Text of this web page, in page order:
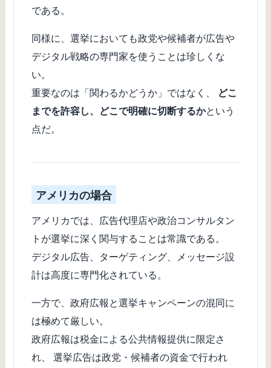
である。
同様に、選挙においても政党や候補者が広告や
デジタル戦略の専門家を使うことは珍しくな
い。
重要なのは「関わるかどうか」ではなく、 どこ
までを許容し、どこで明確に切断するかという
点だ。
アメリカの場合
アメリカでは、広告代理店や政治コンサルタン
トが選挙に深く関与することは常識である。
デジタル広告、ターゲティング、メッセージ設
計は高度に専門化されている。
一方で、政府広報と選挙キャンペーンの混同に
は極めて厳しい。
政府広報は税金による公共情報提供に限定さ
れ、 選挙広告は政党・候補者の資金で行われ